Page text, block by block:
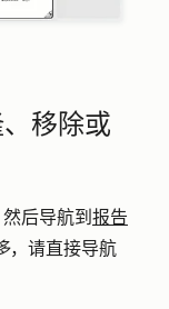
移除或
然后导航到 报告
，请直接导航